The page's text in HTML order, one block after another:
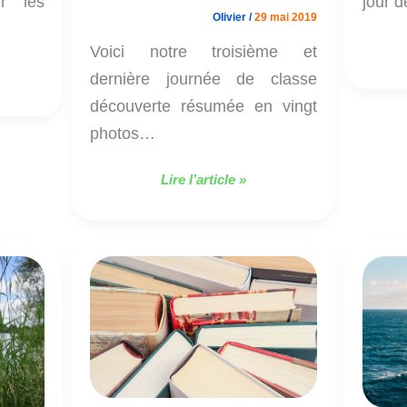
Olivier /29 mai 2019
Voici notre troisième et
dernière journée de classe
découverte résumée en vingt
photos…
Lire l’article »
Votes
du
prix
des
incos